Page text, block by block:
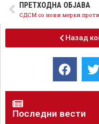
ПРЕТХОДНА ОБЈАВА
Назад
Последни вести